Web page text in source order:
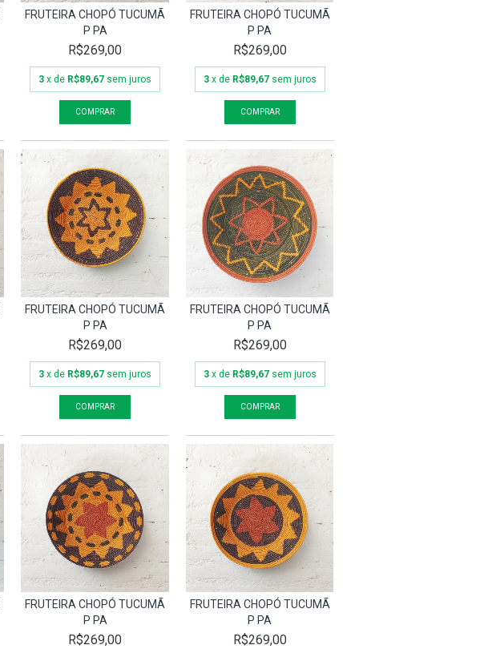
FRUTEIRA CHOPÓ TUCUMÃ
P PA
R$269,00
3 x de R$89,67 sem juros
FRUTEIRA CHOPÓ TUCUMÃ
P PA
R$269,00
3 x de R$89,67 sem juros
FRUTEIRA CHOPÓ TUCUMÃ
P PA
R$269,00
3 x de R$89,67 sem juros
FRUTEIRA CHOPÓ TUCUMÃ
P PA
R$269,00
3 x de R$89,67 sem juros
FRUTEIRA CHOPÓ TUCUMÃ
P PA
R$269,00
FRUTEIRA CHOPÓ TUCUMÃ
P PA
R$269,00